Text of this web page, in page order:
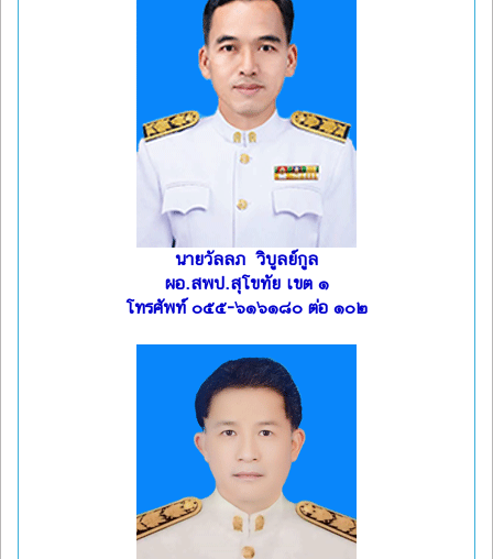
นายวัลลภ วิบูลย์กูล
ผอ.สพป.สุโขทัย เขต ๑
โทรศัพท์ ๐๕๕-๖๑๖๑๘๐ ต่อ ๑๐๒